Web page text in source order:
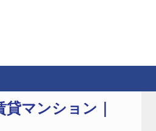
マンション｜